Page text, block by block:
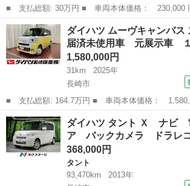
■ 支払総額: 30万円 ■ 車両本体価格： 230,000 円 ■ メーカー
名： ダイハツ ■ 車種名： ムーヴ ■ グレー
エアコン・パワステ・パワーウインドウ・エアバ
レス・純正ナビ／...
長崎 長崎市 ムーヴ
ダイハツ ムーヴキャンバ
届済未使用車 元展示車
1,580,000円
31km
2025年
長崎市
■ 支払総額: 164.7万円 ■ 車両本体価格： 1,580,000 円 ■ メーカ
ー名： ダイハツ ■ 車種名： ムーヴキャンバ
名： ストライプスＧ 届済未使用車 元展示車
電動スライド...
長崎 長崎市 ダイハツ
ダイハツ タント Ｘ ナビ
ア バックカメラ ドラレ
368,000円
タント
93,470km
2013年